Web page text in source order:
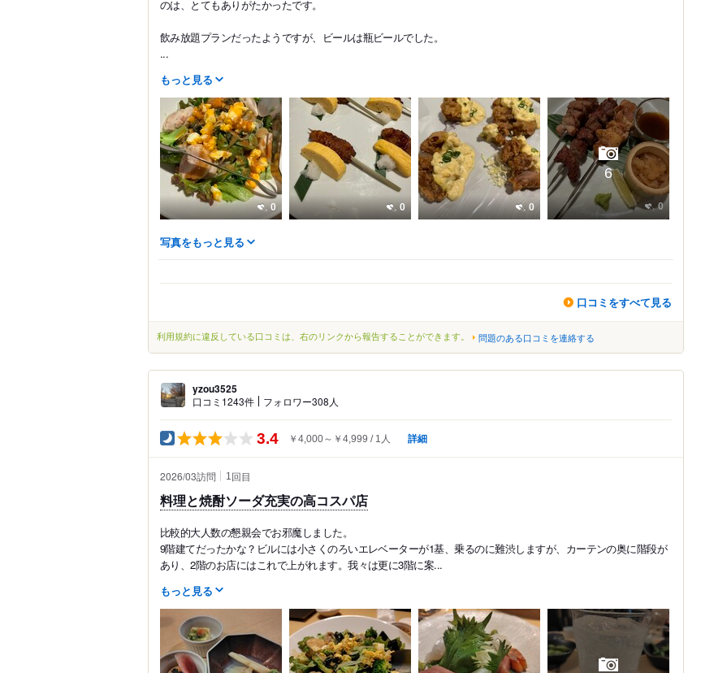
のは、とてもありがたかったです。
飲み放題プランだったようですが、ビールは瓶ビールでした。
...
もっと見る
0 0 0 0
6
写真をもっと見る
口コミをすべて見る
利用規約に違反している口コミは、右のリンクから報告することができます。 問題のある口コミを連絡する
yzou3525
口コミ1243件 フォロワー308人
3.4 ￥4,000～￥4,999 1人 詳細
2026/03訪問 1回目
料理と焼酎ソーダ充実の高コスパ店
比較的大人数の懇親会でお邪魔しました。
9階建てだったかな？ビルには小さくのろいエレベーターが1基、乗るのに難渋しますが、カーテンの奥に階段が
あり、2階のお店にはこれで上がれます。我々は更に3階に案...
もっと見る